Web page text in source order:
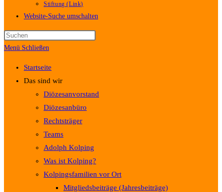
Stiftung (Link)
Website-Suche umschalten
Menü Schließen
Startseite
Das sind wir
Diözesanvorstand
Diözesanbüro
Rechtsträger
Teams
Adolph Kolping
Was ist Kolping?
Kolpingsfamilien vor Ort
Mitgliedsbeiträge (Jahresbeiträge)